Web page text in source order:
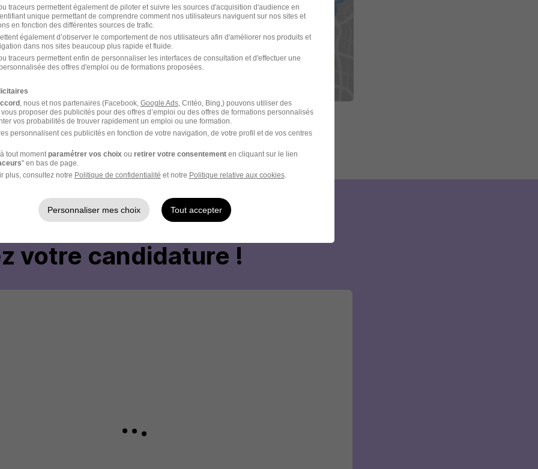
Localiser le poste
: 3317711/25272857 MVS/83L
compte Hellowork et
votre candidature !
traceurs permettent également de piloter et suivre les sources d'acquisition d'audience en
unique permettant de comprendre comment nos utilisateurs naviguent sur nos sites et
en fonction des différentes sources de trafic.
également d’observer le comportement de nos utilisateurs afin d'améliorer nos produits et
dans nos sites beaucoup plus rapide et fluide.
traceurs permettent enfin de personnaliser les interfaces de consultation et d'effectuer une
des offres d'emploi ou de formations proposées.
, nous et nos partenaires (Facebook, Google Ads, Critéo, Bing,) pouvons utiliser des
proposer des publicités pour des offres d’emploi ou des offres de formations personnalisés
vos probabilités de trouver rapidement un emploi ou une formation.
personnalisent ces publicités en fonction de votre navigation, de votre profil et de vos centres
tout moment paramétrer vos choix ou retirer votre consentementen cliquant sur le lien
" en bas de page.
plus, consultez notre Politique de confidentialité et notre Politique relative aux cookies.
Personnaliser mes choix Tout accepter